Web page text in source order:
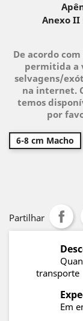
Anexo II
De acordo com
permitida a
selvagens/
na internet.
temos
por
6-8 cm Macho
Partilhar
transporte
Em